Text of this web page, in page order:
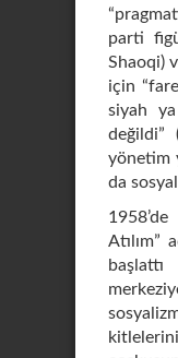
parti
Shaoqi)
için
siyah
değildi”
yönetim
da
Atılım”